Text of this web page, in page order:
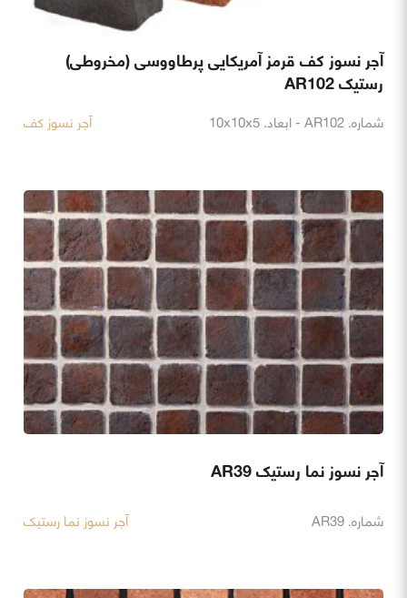
آجر نسوز کف قرمز آمریکایی پرطاووسی (مخروطی)
رستیک AR102
شماره. AR102 - ابعاد. 10x10x5 آجر نسوز کف
آجر نسوز نما رستیک AR39
شماره. AR39 آجر نسوز نما رستیک